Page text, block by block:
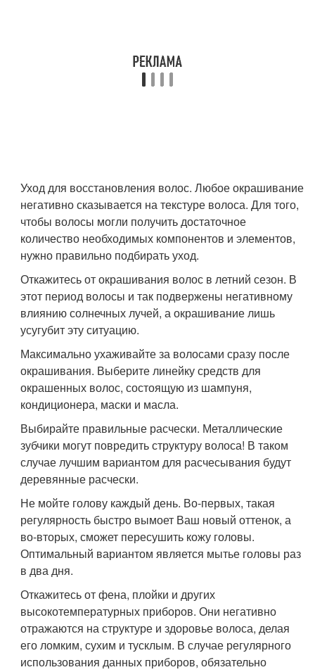
Уход для восстановления волос. Любое окрашивание
негативно сказывается на текстуре волоса. Для того,
чтобы волосы могли получить достаточное
количество необходимых компонентов и элементов,
нужно правильно подбирать уход.
Откажитесь от окрашивания волос в летний сезон. В
этот период волосы и так подвержены негативному
влиянию солнечных лучей, а окрашивание лишь
усугубит эту ситуацию.
Максимально ухаживайте за волосами сразу после
окрашивания. Выберите линейку средств для
окрашенных волос, состоящую из шампуня,
кондиционера, маски и масла.
Выбирайте правильные расчески. Металлические
зубчики могут повредить структуру волоса! В таком
случае лучшим вариантом для расчесывания будут
деревянные расчески.
Не мойте голову каждый день. Во-первых, такая
регулярность быстро вымоет Ваш новый оттенок, а
во-вторых, сможет пересушить кожу головы.
Оптимальный вариантом является мытье головы раз
в два дня.
Откажитесь от фена, плойки и других
высокотемпературных приборов. Они негативно
отражаются на структуре и здоровье волоса, делая
его ломким, сухим и тусклым. В случае регулярного
использования данных приборов, обязательно